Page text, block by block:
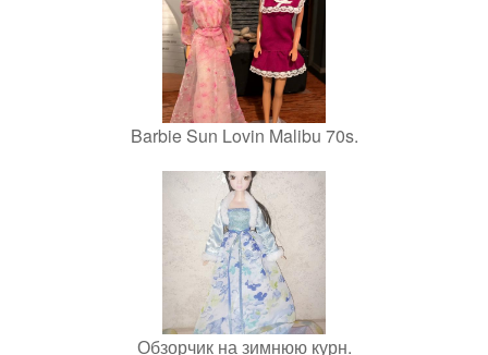
Barbie Sun Lovin Malibu 70s.
Обзорчик на зимнюю курн.